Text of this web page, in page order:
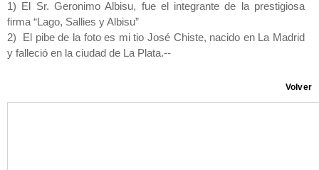
1) El Sr. Geronimo Albisu, fue el integrante de la prestigiosa
firma “Lago, Sallies y Albisu”
2) El pibe de la foto es mi tio José Chiste, nacido en La Madrid
y falleció en la ciudad de La Plata.--
Volver